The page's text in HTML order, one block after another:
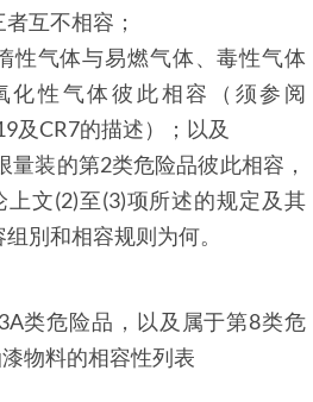
互不相容；
性气体与易燃气体、毒性气体
化性气体彼此相容（须参阅
及CR7的描述）；以及
量装的第2类危险品彼此相容，
上文(2)至(3)项所述的规定及其
別和相容规则为何。
类危险品，以及属于第8类危
物料的相容性列表